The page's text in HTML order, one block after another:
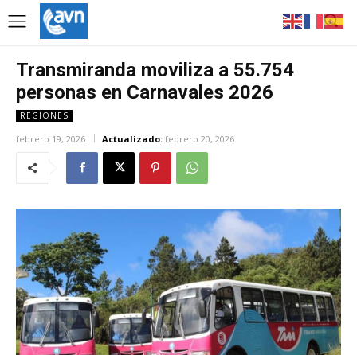
Transmiranda moviliza a 55.754
personas en Carnavales 2026
REGIONES
febrero 19, 2026 Actualizado: febrero 20, 2026